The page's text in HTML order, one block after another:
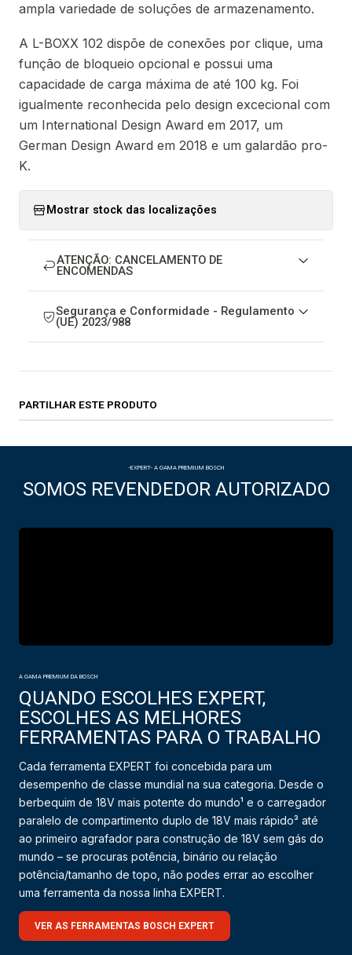
ampla variedade de soluções de armazenamento.
A L-BOXX 102 dispõe de conexões por clique, uma
função de bloqueio opcional e possui uma
capacidade de carga máxima de até 100 kg. Foi
igualmente reconhecida pelo design excecional com
um International Design Award em 2017, um
German Design Award em 2018 e um galardão pro-
K.
Mostrar stock das localizações
ATENÇÃO: CANCELAMENTO DE
ENCOMENDAS
Segurança e Conformidade - Regulamento
(UE) 2023/988
PARTILHAR ESTE PRODUTO
-EXPERT- A GAMA PREMIUM BOSCH
SOMOS REVENDEDOR AUTORIZADO
A GAMA PREMIUM DA BOSCH
QUANDO ESCOLHES EXPERT,
ESCOLHES AS MELHORES
FERRAMENTAS PARA O TRABALHO
Cada ferramenta EXPERT foi concebida para um
desempenho de classe mundial na sua categoria. Desde o
berbequim de 18V mais potente do mundo¹ e o carregador
paralelo de compartimento duplo de 18V mais rápido³ até
ao primeiro agrafador para construção de 18V sem gás do
mundo – se procuras potência, binário ou relação
potência/tamanho de topo, não podes errar ao escolher
uma ferramenta da nossa linha EXPERT.
VER AS FERRAMENTAS BOSCH EXPERT